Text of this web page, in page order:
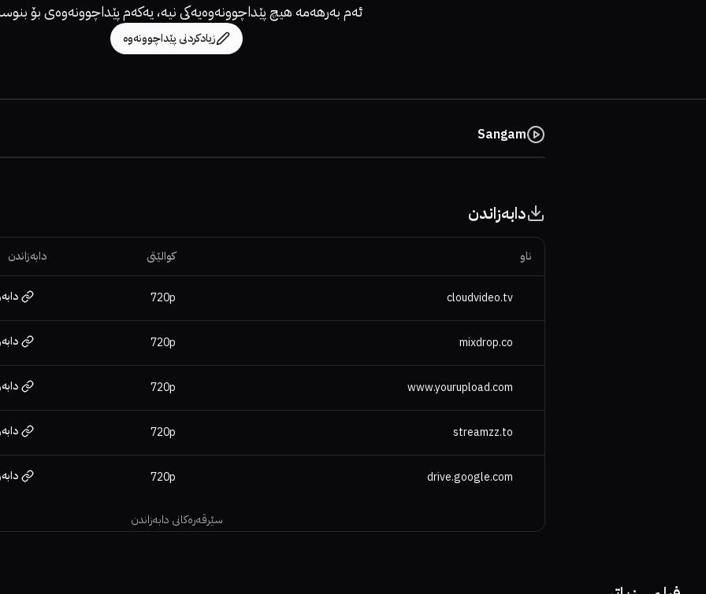
ئەم بەرهەمە هیچ پێداچوونەوەیەکی نیە، یەکەم پێداچوونەوەی بۆ
زیادکردنی پێداچوونەوە
Sangam
دابەزاندن
سێرڤەرەکانی دابەزاندن
ناو کوالێتی دابەزاندن
cloudvideo.tv
720p
mixdrop.co
720p
www.yourupload.com
720p
streamzz.to
720p
drive.google.com
720p